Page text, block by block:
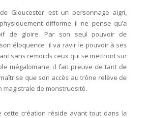
Gloucester est un personnage aigri,
difforme il ne pense qu’a
de gloire. Par son seul pouvoir de
éloquence il va ravir le pouvoir à ses
sans remords ceux qui se mettront sur
mégalomane, il fait preuve de tant de
que son accès au trône relève de
magistrale de monstruosité.
cette création réside avant tout dans la